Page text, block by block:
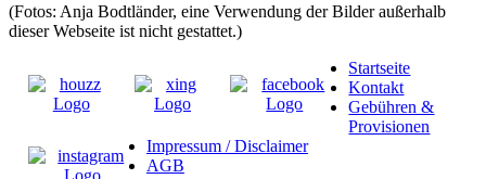
(Fotos: Anja Bodtländer, eine Verwendung der Bilder außerhalb
dieser Webseite ist nicht gestattet.)
Startseite
Kontakt
Gebühren &
Provisionen
Impressum / Disclaimer
AGB